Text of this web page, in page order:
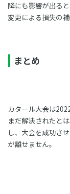
降にも影響が出る
変更による損失の
まとめ
カタール大会は
まだ解決されたと
し、大会を成功さ
が離せません。